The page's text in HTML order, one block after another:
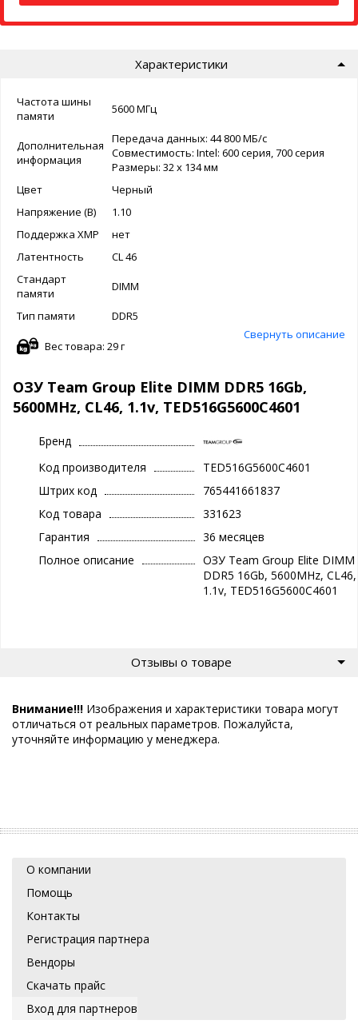
Характеристики
Частота шины
памяти
5600 МГц
Дополнительная
информация
Передача данных: 44 800 МБ/с
Совместимость: Intel: 600 серия, 700 серия
Размеры: 32 x 134 мм
Цвет
Черный
Напряжение (В)
1.10
Поддержка XMP
нет
Латентность
CL 46
Стандарт
памяти
DIMM
Тип памяти
DDR5
Свернуть описание
Вес товара: 29 г
ОЗУ Team Group Elite DIMM DDR5 16Gb,
5600MHz, CL46, 1.1v, TED516G5600C4601
Бренд
Код производителя
TED516G5600C4601
Штрих код
765441661837
Код товара
331623
Гарантия
36 месяцев
Полное описание
ОЗУ Team Group Elite DIMM
DDR5 16Gb, 5600MHz, CL46,
1.1v, TED516G5600C4601
Отзывы о товаре
Внимание!!! Изображения и характеристики товара могут
отличаться от реальных параметров. Пожалуйста,
уточняйте информацию у менеджера.
О компании
Помощь
Контакты
Регистрация партнера
Вендоры
Скачать прайс
Вход для партнеров